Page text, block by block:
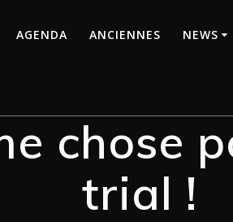
AGENDA ANCIENNES NEWS
chose
trial !